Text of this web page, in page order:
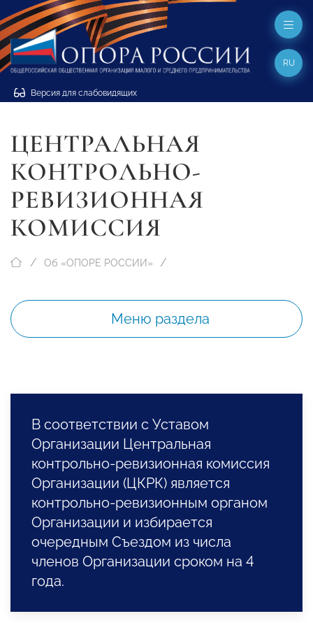
Версия для слабовидящих
RU
ЦЕНТРАЛЬНАЯ
КОНТРОЛЬНО-
РЕВИЗИОННАЯ
КОМИССИЯ
Об «ОПОРЕ РОССИИ»
Меню раздела
В соответствии с Уставом
Организации Центральная
контрольно-ревизионная комиссия
Организации (ЦКРК) является
контрольно-ревизионным органом
Организации и избирается
очередным Съездом из числа
членов Организации сроком на 4
года.